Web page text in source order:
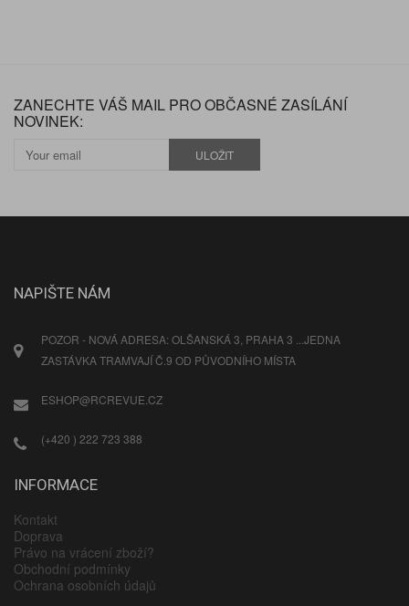
ZANECHTE VÁŠ MAIL PRO OBČASNÉ ZASÍLÁNÍ
NOVINEK:
ULOŽIT
NAPIŠTE NÁM
POZOR - NOVÁ ADRESA: OLŠANSKÁ 3, PRAHA 3 ...JEDNA
ZASTÁVKA TRAMVAJÍ Č.9 OD PŮVODNÍHO MÍSTA
ESHOP@RCREVUE.CZ
(+420 ) 222 723 388
INFORMACE
Kontakt
Doprava
Právo na vrácení zboží?
Obchodní podmínky
Ochrana osobních údajů